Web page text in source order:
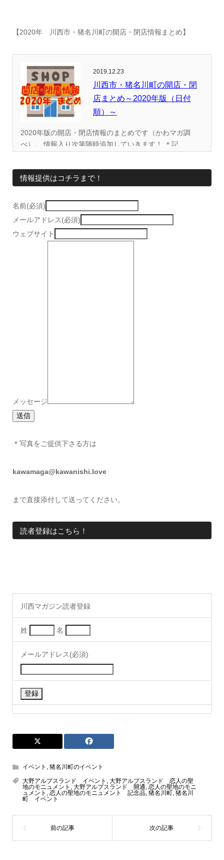
【2020年 川西市・猪名川町の開店・閉店情報まとめ】
2019.12.23
川西市・猪名川町の開店・閉
店まとめ～2020年版（日付
順）～
2020年版の開店・閉店情報のまとめです（かわマガ調
べ）。 情報入り次第随時追加していきます！ ＊記...
情報提供はコチラまで！
名前(必須)
メールアドレス(必須)
ウェブサイト
メッセージ
送信
＊写真をご提供下さる方は
kawamaga@kawanishi.love
まで直接添付して送ってください。
読者登録はこちら！
川西マガジン読者登録
姓 名
メールアドレス(必須)
イベント , 猪名川町のイベント
大野アルプスランド イベント , 大野アルプスランド 恋人の聖
地のモニュメント , 大野アルプスランド 開通, 恋人の聖地のモニ
ュメント , 恋人の聖地のモニュメント 記念品, 猪名川町, 猪名川
町 イベント